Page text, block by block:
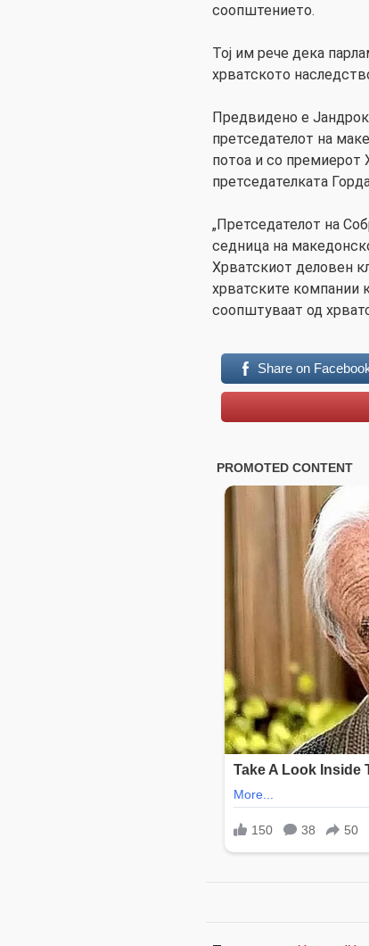
соопштението.
Тој им рече дека
хрватското
Предвидено е
претседателот на
потоа и со премиерот
претседателката
„Претседателот на
седница на
Хрватскиот деловен
хрватските компании
соопштуваат од
Share on